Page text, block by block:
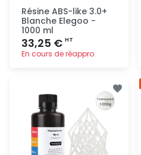
Résine ABS-like 3.0+
Blanche Elegoo -
1000 ml
33,25 € HT
En cours de réappro.